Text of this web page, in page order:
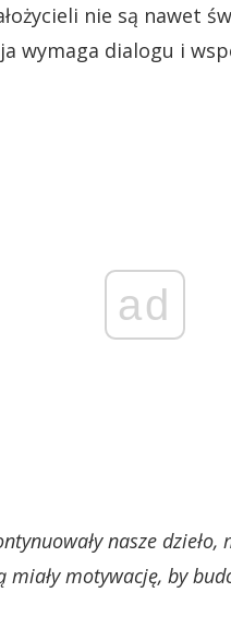
nie są nawet
wymaga dialogu i
ad
nasze
miały motywację, by